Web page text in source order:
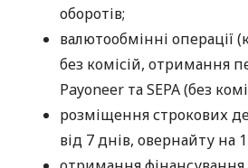
оборотів;
валютообмінні операції
без комісій, отримання
Payoneer та SEPA (без
розміщення строкових
від 7 днів, овернайту на